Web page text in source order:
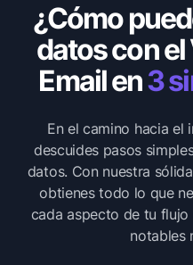
¿Cómo
datoscon
Email en3
En el camino hacia el
descuides pasos
datos. Con nuestra
obtienes todo lo que
cada aspecto de tu
notables